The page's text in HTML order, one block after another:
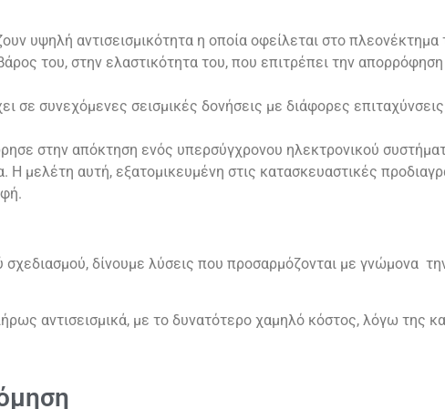
υψηλή αντισεισμικότητα η οποία οφείλεται στο
του, στην ελαστικότητα του, που επιτρέπει την απορρόφηση
σε συνεχόμενες σεισμικές δονήσεις με διάφορες
στην απόκτηση ενός υπερσύγχρονου ηλεκτρονικού
Η μελέτη αυτή, εξατομικευμένη στις κατασκευαστικές
σχεδιασμού, δίνουμε λύσεις που προσαρμόζονται με γνώμονα
αντισεισμικά, με το δυνατότερο χαμηλό κόστος, λόγω της